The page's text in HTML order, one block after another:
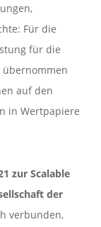
Für die
für die
übernommen
auf den
in Wertpapiere
zur Scalable
der
verbunden,